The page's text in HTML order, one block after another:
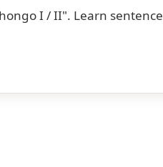
I / II". Learn sentence